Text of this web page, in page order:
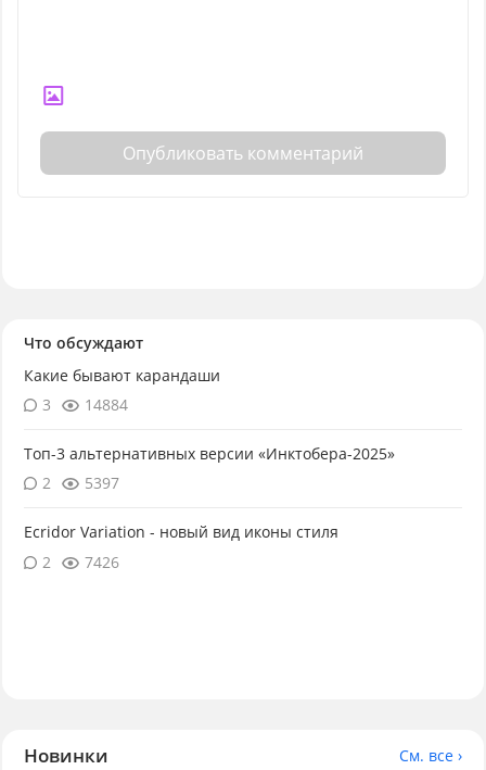
Опубликовать комментарий
Что обсуждают
Какие бывают карандаши
3
14884
Топ-3 альтернативных версии «Инктобера-2025»
2
5397
Ecridor Variation - новый вид иконы стиля
2
7426
Новинки
См. все ›